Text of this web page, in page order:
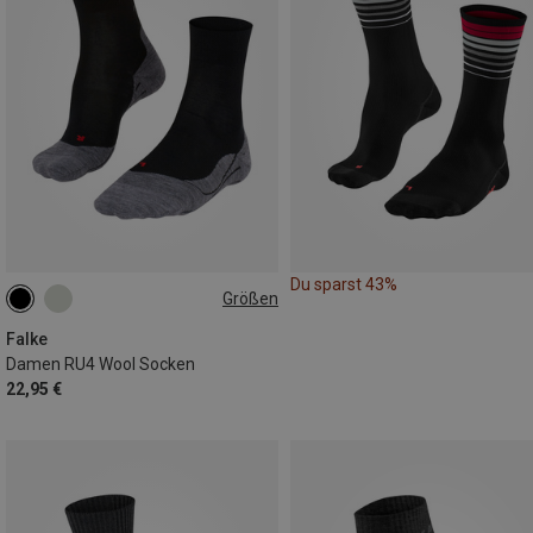
Größen
Falke
Damen RU4 Wool Socken
22,95 €
35|36
41|42
Du sparst 43%